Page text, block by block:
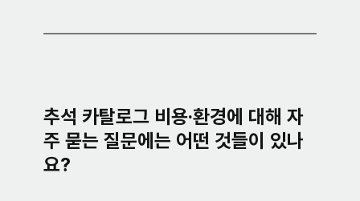
추석 카탈로그 비용·환경에 대해 자
주 묻는 질문에는 어떤 것들이 있나
요?